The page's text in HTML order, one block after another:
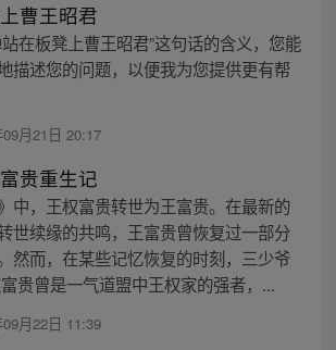
曹王昭君
在板凳上曹王昭君”这句话的含义，您能
描述您的问题，以便我为您提供更有帮
月21日 20:17
贵重生记
中，王权富贵转世为王富贵。在最新的
世续缘的共鸣，王富贵曾恢复过一部分
然而，在某些记忆恢复的时刻，三少爷
贵曾是一气道盟中王权家的强者，...
09月22日 11:39